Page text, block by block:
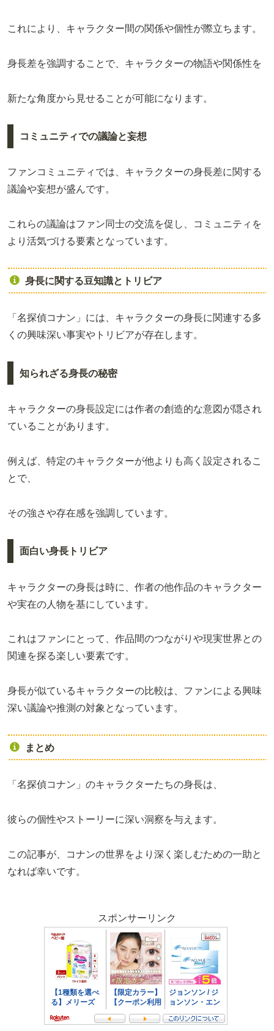
これにより、キャラクター間の関係や個性が際立ちます。
身長差を強調することで、キャラクターの物語や関係性を
新たな角度から見せることが可能になります。
コミュニティでの議論と妄想
ファンコミュニティでは、キャラクターの身長差に関する
議論や妄想が盛んです。
これらの議論はファン同士の交流を促し、コミュニティを
より活気づける要素となっています。
身長に関する豆知識とトリビア
「名探偵コナン」には、キャラクターの身長に関連する多
くの興味深い事実やトリビアが存在します。
知られざる身長の秘密
キャラクターの身長設定には作者の創造的な意図が隠され
ていることがあります。
例えば、特定のキャラクターが他よりも高く設定されるこ
とで、
その強さや存在感を強調しています。
面白い身長トリビア
キャラクターの身長は時に、作者の他作品のキャラクター
や実在の人物を基にしています。
これはファンにとって、作品間のつながりや現実世界との
関連を探る楽しい要素です。
身長が似ているキャラクターの比較は、ファンによる興味
深い議論や推測の対象となっています。
まとめ
「名探偵コナン」のキャラクターたちの身長は、
彼らの個性やストーリーに深い洞察を与えます。
この記事が、コナンの世界をより深く楽しむための一助と
なれば幸いです。
スポンサーリンク